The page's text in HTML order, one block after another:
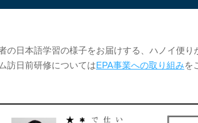
日本語学習の様子をお届けする、ハノイ便り
訪日前研修についてはEPA事業への取り組みを